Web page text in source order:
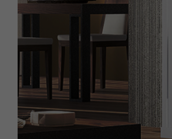
Además se facilita la
de los productos.